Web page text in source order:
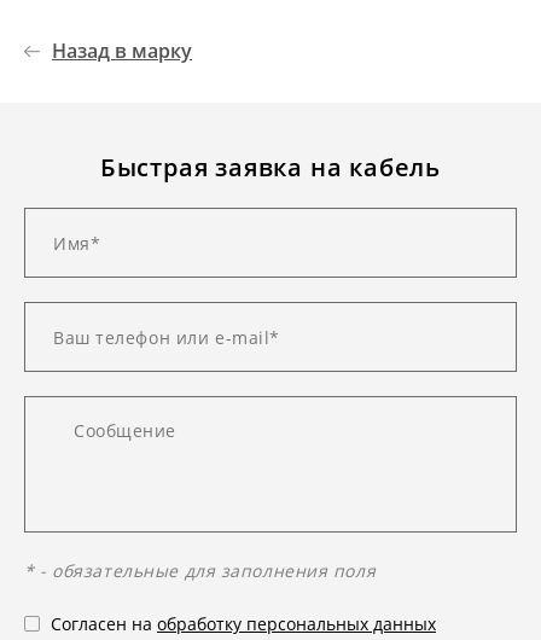
Назад в марку
Быстрая заявка на кабель
* - обязательные для заполнения поля
Согласен на обработку персональных данных